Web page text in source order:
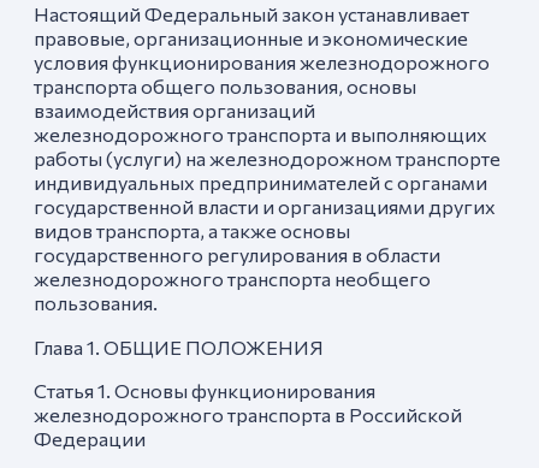
Настоящий Федеральный закон устанавливает
правовые, организационные и экономические
условия функционирования железнодорожного
транспорта общего пользования, основы
взаимодействия организаций
железнодорожного транспорта и выполняющих
работы (услуги) на железнодорожном транспорте
индивидуальных предпринимателей с органами
государственной власти и организациями других
видов транспорта, а также основы
государственного регулирования в области
железнодорожного транспорта необщего
пользования.
Глава 1. ОБЩИЕ ПОЛОЖЕНИЯ
Статья 1. Основы функционирования
железнодорожного транспорта в Российской
Федерации